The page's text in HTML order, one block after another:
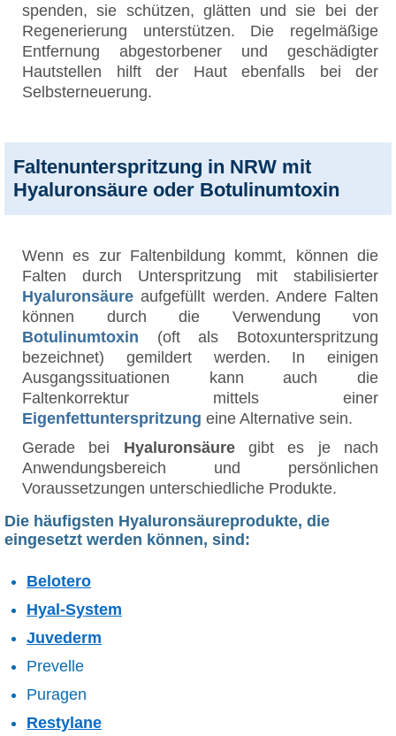
spenden, sie schützen, glätten und sie bei der
Regenerierung unterstützen. Die regelmäßige
Entfernung abgestorbener und geschädigter
Hautstellen hilft der Haut ebenfalls bei der
Selbsterneuerung.
Faltenunterspritzung in NRW mit
Hyaluronsäure oder Botulinumtoxin
Wenn es zur Faltenbildung kommt, können die
Falten durch Unterspritzung mit stabilisierter
Hyaluronsäure aufgefüllt werden. Andere Falten
können durch die Verwendung von
Botulinumtoxin (oft als Botoxunterspritzung
bezeichnet) gemildert werden. In einigen
Ausgangssituationen kann auch die
Faltenkorrektur mittels einer
Eigenfettunterspritzung eine Alternative sein.
Gerade bei Hyaluronsäuregibt es je nach
Anwendungsbereich und persönlichen
Voraussetzungen unterschiedliche Produkte.
Die häufigsten Hyaluronsäureprodukte, die
eingesetzt werden können, sind:
Belotero
Hyal-System
Juvederm
Prevelle
Puragen
Restylane